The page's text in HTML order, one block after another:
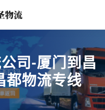
司-厦门到昌
都物流专线